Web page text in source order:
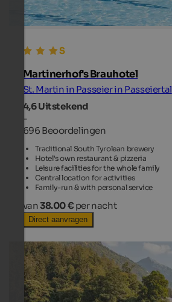
Martinerhof's Brauhotel
St. Martin in Passeier in Passeiertal
4,6Uitstekend
-
696 Beoordelingen
Traditional South Tyrolean brewery
Hotel's own restaurant & pizzeria
Leisure facilities for the whole family
Central location for activities
Family-run & with personal service
van38.00 € per nacht
Direct aanvragen